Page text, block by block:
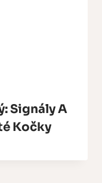
Signály A
Kočky